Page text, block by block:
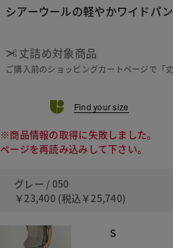
シアーウールの軽やかワイドパ
丈詰め対象商品
ご購入前のショッピングカートページで「
Find your size
※商品情報の取得に失敗しました。
ページを再読み込みして下さい。
グレー / 050
￥23,400 (税込 ￥25,740)
S